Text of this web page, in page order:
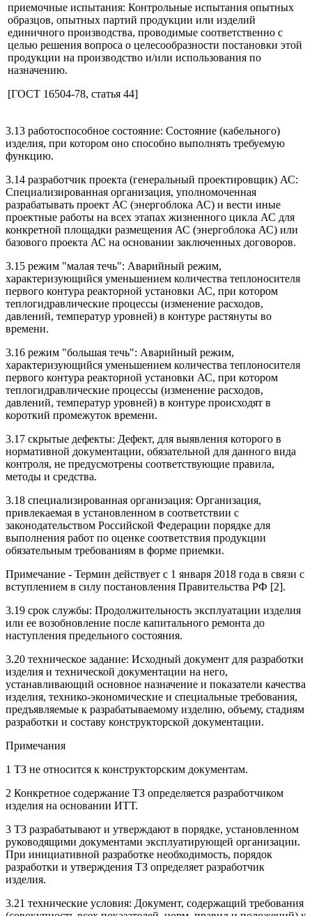
приемочные испытания: Контрольные испытания опытных
образцов, опытных партий продукции или изделий
единичного производства, проводимые соответственно с
целью решения вопроса о целесообразности постановки этой
продукции на производство и/или использования по
назначению.
[ГОСТ 16504-78, статья 44]
3.13 работоспособное состояние: Состояние (кабельного)
изделия, при котором оно способно выполнять требуемую
функцию.
3.14 разработчик проекта (генеральный проектировщик) АС:
Специализированная организация, уполномоченная
разрабатывать проект АС (энергоблока АС) и вести иные
проектные работы на всех этапах жизненного цикла АС для
конкретной площадки размещения АС (энергоблока АС) или
базового проекта АС на основании заключенных договоров.
3.15 режим "малая течь": Аварийный режим,
характеризующийся уменьшением количества теплоносителя
первого контура реакторной установки АС, при котором
теплогидравлические процессы (изменение расходов,
давлений, температур уровней) в контуре растянуты во
времени.
3.16 режим "большая течь": Аварийный режим,
характеризующийся уменьшением количества теплоносителя
первого контура реакторной установки АС, при котором
теплогидравлические процессы (изменение расходов,
давлений, температур уровней) в контуре происходят в
короткий промежуток времени.
3.17 скрытые дефекты: Дефект, для выявления которого в
нормативной документации, обязательной для данного вида
контроля, не предусмотрены соответствующие правила,
методы и средства.
3.18 специализированная организация: Организация,
привлекаемая в установленном в соответствии с
законодательством Российской Федерации порядке для
выполнения работ по оценке соответствия продукции
обязательным требованиям в форме приемки.
Примечание - Термин действует с 1 января 2018 года в связи с
вступлением в силу постановления Правительства РФ [2].
3.19 срок службы: Продолжительность эксплуатации изделия
или ее возобновление после капитального ремонта до
наступления предельного состояния.
3.20 техническое задание: Исходный документ для разработки
изделия и технической документации на него,
устанавливающий основное назначение и показатели качества
изделия, технико-экономические и специальные требования,
предъявляемые к разрабатываемому изделию, объему, стадиям
разработки и составу конструкторской документации.
Примечания
1 ТЗ не относится к конструкторским документам.
2 Конкретное содержание ТЗ определяется разработчиком
изделия на основании ИТТ.
3 ТЗ разрабатывают и утверждают в порядке, установленном
руководящими документами эксплуатирующей организации.
При инициативной разработке необходимость, порядок
разработки и утверждения ТЗ определяет разработчик
изделия.
3.21 технические условия: Документ, содержащий требования